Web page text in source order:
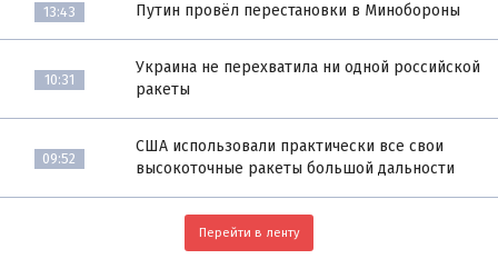
13:43 Путин провёл перестановки в Минобороны
10:31
Украина не перехватила ни одной российской
ракеты
09:52
США использовали практически все свои
высокоточные ракеты большой дальности
Перейти в ленту